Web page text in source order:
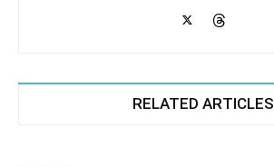
RELATED ARTICLES